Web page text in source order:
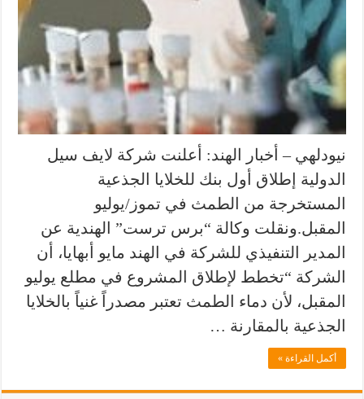
نيودلهي – أخبار الهند: أعلنت شركة لايف سيل
الدولية إطلاق أول بنك للخلايا الجذعية
المستخرجة من الطمث في تموز/يوليو
المقبل.ونقلت وكالة “برس ترست” الهندية عن
المدير التنفيذي للشركة في الهند مايو أبهايا، أن
الشركة “تخطط لإطلاق المشروع في مطلع يوليو
المقبل، لأن دماء الطمث تعتبر مصدراً غنياً بالخلايا
الجذعية بالمقارنة …
أكمل القراءة »